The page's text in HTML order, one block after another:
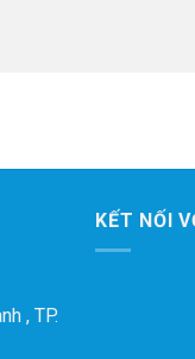
, TP.
KẾT NỐI